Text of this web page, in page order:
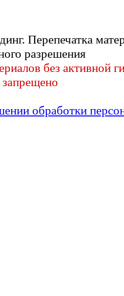
Перепечатка
разрешения
без активной
обработки